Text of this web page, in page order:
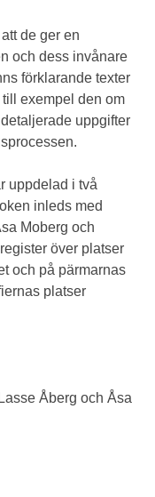
de ger en
och dess invånare
förklarande texter
exempel den om
uppgifter
uppdelad i två
inleds med
Moberg och
över platser
och på pärmarnas
platser
Åberg och Åsa